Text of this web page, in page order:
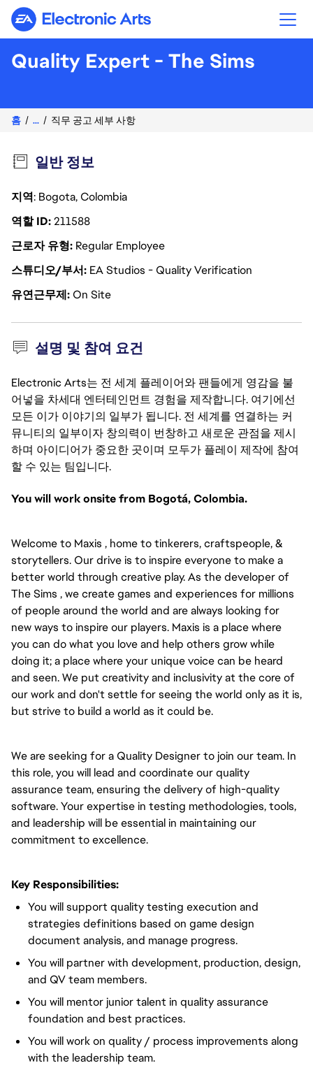
Electronic Arts
Quality Expert - The Sims
홈 ... 직무 공고 세부 사항
일반 정보
지역: Bogota, Colombia
역할 ID211588
근로자 유형 Regular Employee
스튜디오/부서 EA Studios - Quality Verification
유연근무제On Site
설명 및 참여 요건
Electronic Arts는 전 세계 플레이어와 팬들에게 영감을 불
어넣을 차세대 엔터테인먼트 경험을 제작합니다. 여기에선
모든 이가 이야기의 일부가 됩니다. 전 세계를 연결하는 커
뮤니티의 일부이자 창의력이 번창하고 새로운 관점을 제시
하며 아이디어가 중요한 곳이며 모두가 플레이 제작에 참여
할 수 있는 팀입니다.
You will work onsite from Bogotá, Colombia.
Welcome to Maxis , home to tinkerers, craftspeople, &
storytellers. Our drive is to inspire everyone to make a
better world through creative play. As the developer of
The Sims , we create games and experiences for millions
of people around the world and are always looking for
new ways to inspire our players. Maxis is a place where
you can do what you love and help others grow while
doing it; a place where your unique voice can be heard
and seen. We put creativity and inclusivity at the core of
our work and don't settle for seeing the world only as it is,
but strive to build a world as it could be.
We are seeking for a Quality Designer to join our team. In
this role, you will lead and coordinate our quality
assurance team, ensuring the delivery of high-quality
software. Your expertise in testing methodologies, tools,
and leadership will be essential in maintaining our
commitment to excellence.
Key Responsibilities:
You will support quality testing execution and
strategies definitions based on game design
document analysis, and manage progress.
You will partner with development, production, design,
and QV team members.
You will mentor junior talent in quality assurance
foundation and best practices.
You will work on quality / process improvements along
with the leadership team.